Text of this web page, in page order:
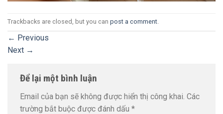
Trackbacks are closed, but you can post a comment
← Previous
Next →
Để lại một bình luận
Email của bạn sẽ không được hiển thị công khai. Các
trường bắt buộc được đánh dấu *